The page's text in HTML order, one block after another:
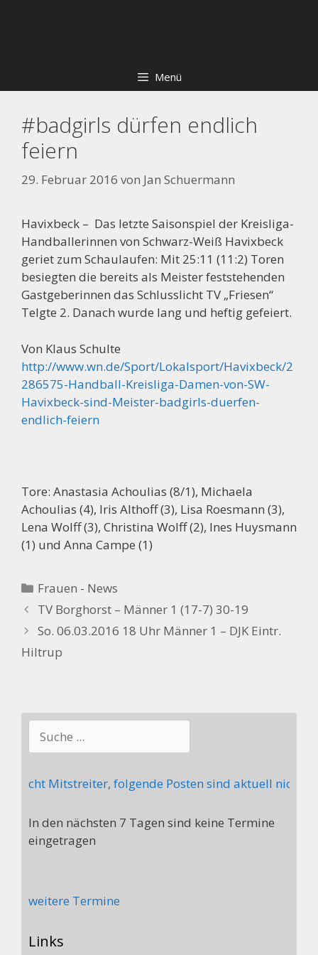
Menü
#badgirls dürfen endlich
feiern
29. Februar 2016 von Jan Schuermann
Havixbeck – Das letzte Saisonspiel der Kreisliga-
Handballerinnen von Schwarz-Weiß Havixbeck
geriet zum Schaulaufen: Mit 25:11 (11:2) Toren
besiegten die bereits als Meister feststehenden
Gastgeberinnen das Schlusslicht TV „Friesen“
Telgte 2. Danach wurde lang und heftig gefeiert.
Von Klaus Schulte
http://www.wn.de/Sport/Lokalsport/Havixbeck/2
286575-Handball-Kreisliga-Damen-von-SW-
Havixbeck-sind-Meister-badgirls-duerfen-
endlich-feiern
Tore: Anastasia Achoulias (8/1), Michaela
Achoulias (4), Iris Althoff (3), Lisa Roesmann (3),
Lena Wolff (3), Christina Wolff (2), Ines Huysmann
(1) und Anna Campe (1)
Kategorien
Frauen - News
TV Borghorst – Männer 1 (17-7) 30-19
So. 06.03.2016 18 Uhr Männer 1 – DJK Eintr.
Hiltrup
Suchen
Mitstreiter, folgende Posten sind aktuell nicht
In den nächsten 7 Tagen sind keine Termine
eingetragen
weitere Termine
Links